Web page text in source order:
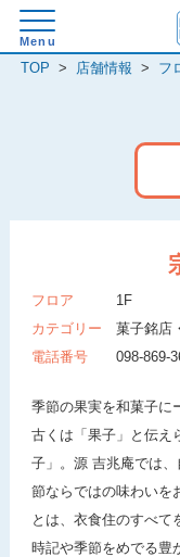
TOP > 店舗情報 > フ
フロア
1F
カテゴリー
菓子銘店
電話番号
098-869-
季節の果実を和菓子に
古くは「果子」と伝え
子」。源 吉兆庵では
節ならではの味わいを
とは、衣食住のすべて
時記や季節をめでる豊